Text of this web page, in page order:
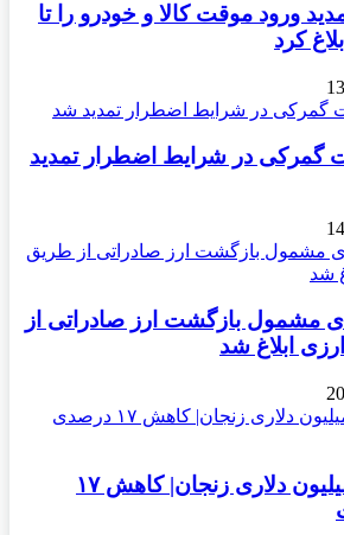
ورود موقت کالا و خودرو را تا
کرد
13
گمرکی در شرایط اضطرار تمدید
14
مشمول بازگشت ارز صادراتی از
ابلاغ شد
20
صادرات ۳۴۸ میلیون دلاری زنجان| ‌کاهش ۱۷